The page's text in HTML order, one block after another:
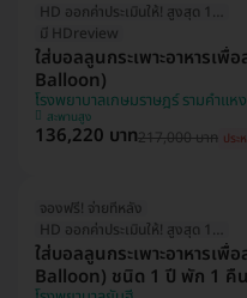
HD ออกค่าประเมินให้! สูงสุด 1500 บ.
มี HDreview
ใส่บอลลูนกระเพาะอาหารเ
Balloon)
โรงพยาบาลเกษมราษฎร์ รามคำแหง
สะพานสูง
136,220 บาท217,000 บาท ประ
จองฟรี! จ่ายทีหลัง
HD ออกค่าประเมินให้! สูงสุด 1500 บ.
ใส่บอลลูนกระเพาะอาหารเ
Balloon) ชนิด 1 ปี พัก 1 คืน